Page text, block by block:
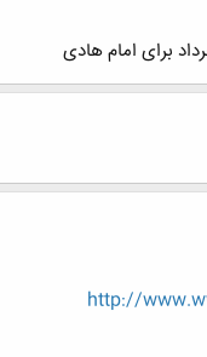
برای امام هادی
http://